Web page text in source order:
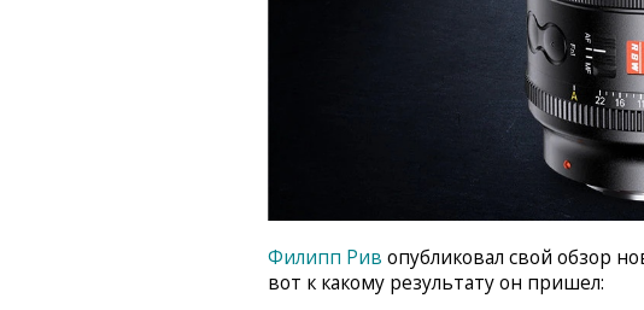
Филипп Рив опубликовал свой обзор
вот к какому результату он пришел: